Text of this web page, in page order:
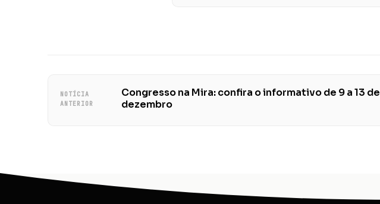
NOTÍCIA
ANTERIOR
Congresso na Mira: confira o informativo de 9 a 13 de
dezembro